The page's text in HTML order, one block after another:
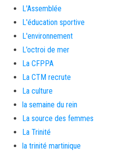
L'Assemblée
L'éducation sportive
L'environnement
L’octroi de mer
La CFPPA
La CTM recrute
La culture
la semaine du rein
La source des femmes
La Trinité
la trinité martinique